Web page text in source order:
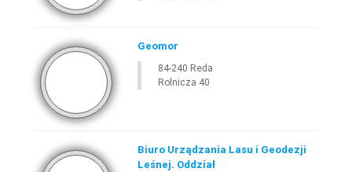
Geomor
84-240 Reda
Rolnicza 40
Biuro Urządzania Lasu i Geodezji
Leśnej. Oddział